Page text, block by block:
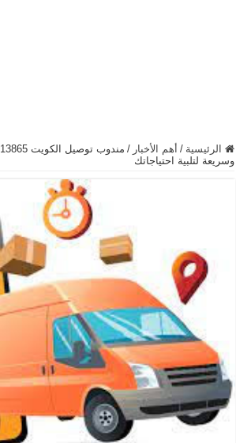
الرئيسية / أهم الأخبار /
وسريعة لتلبية احتياجاتك